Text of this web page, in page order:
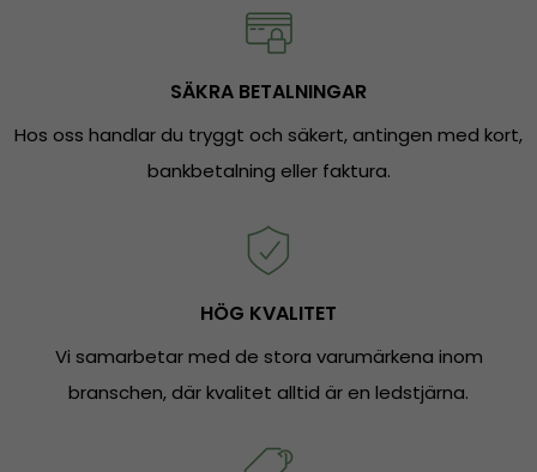
SÄKRA BETALNINGAR
Hos oss handlar du tryggt och säkert, antingen med kort,
bankbetalning eller faktura.
HÖG KVALITET
Vi samarbetar med de stora varumärkena inom
branschen, där kvalitet alltid är en ledstjärna.